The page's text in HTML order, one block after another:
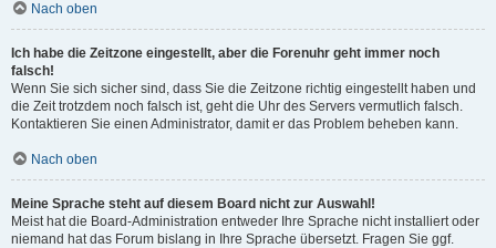
Nach oben
Ich habe die Zeitzone eingestellt, aber die Forenuhr geht immer noch
falsch!
Wenn Sie sich sicher sind, dass Sie die Zeitzone richtig eingestellt haben und
die Zeit trotzdem noch falsch ist, geht die Uhr des Servers vermutlich falsch.
Kontaktieren Sie einen Administrator, damit er das Problem beheben kann.
Nach oben
Meine Sprache steht auf diesem Board nicht zur Auswahl!
Meist hat die Board-Administration entweder Ihre Sprache nicht installiert oder
niemand hat das Forum bislang in Ihre Sprache übersetzt. Fragen Sie ggf.